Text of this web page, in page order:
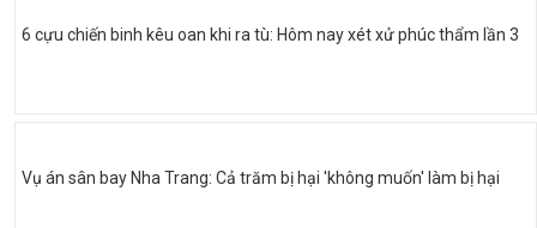
6 cựu chiến binh kêu oan khi ra tù: Hôm nay xét xử phúc thẩm lần 3
Vụ án sân bay Nha Trang: Cả trăm bị hại 'không muốn' làm bị hại